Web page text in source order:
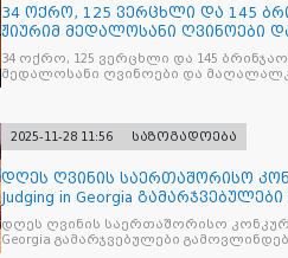
34 ოქრო, 125 ვერცხლი და 145
ჟიურიმ მედალოსანი ღვინოები
სასმელე
34 ოქრო, 125 ვერცხლი და 145 ბრინჯაო!
მედალოსანი ღვინოები და მაღალალკოჰოლური სასმელები
2025-11-28 11:56 საზოგადოება
დღეს ღვინის საერთაშორისო
Judging in Georgia
დღეს ღვინის საერთაშორისო კონკურსზე - IWSC Wine
Georgia გამარჯვებულები